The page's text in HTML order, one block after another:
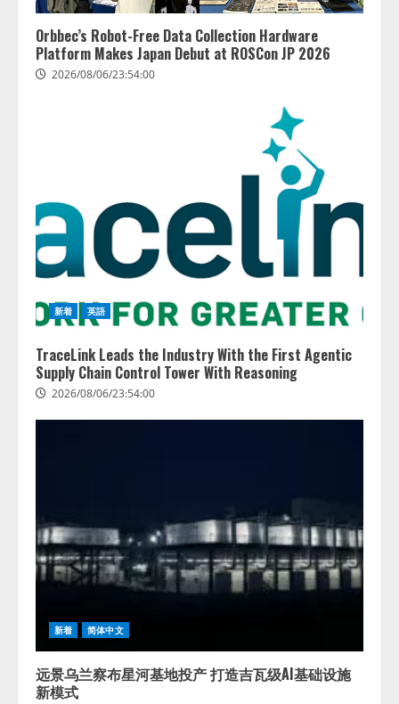
Orbbec’s Robot-Free Data Collection Hardware
Platform Makes Japan Debut at ROSCon JP 2026
2026/08/06/23:54:00
新着 英語
TraceLink Leads the Industry With the First Agentic
Supply Chain Control Tower With Reasoning
2026/08/06/23:54:00
新着 简体中文
远景乌兰察布星河基地投产 打造吉瓦级AI基础设施
新模式